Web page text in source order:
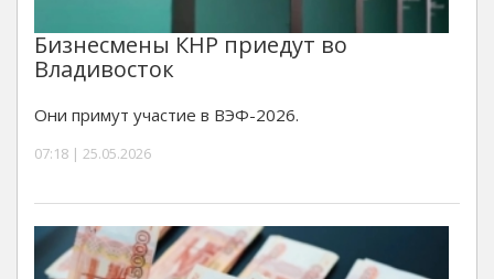
Бизнесмены КНР приедут во
Владивосток
Они примут участие в ВЭФ-2026.
07:18 | 25.05.2026